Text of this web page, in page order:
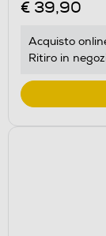
€ 39,90
Acquisto
Ritiro in